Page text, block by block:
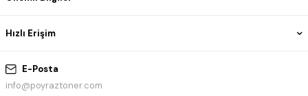
E-Posta
info@poyraztoner.com
Hızlı Erişim